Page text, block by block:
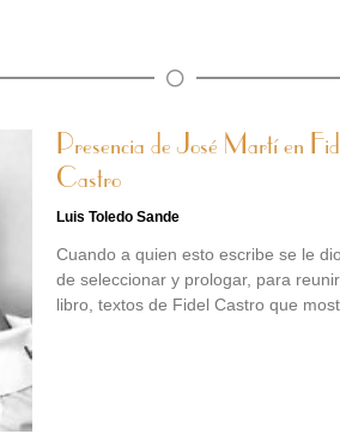
Presencia de José Martí en
Castro
Luis Toledo Sande
Cuando a quien esto escribe se le
de seleccionar y prologar, para
libro, textos de Fidel Castro que